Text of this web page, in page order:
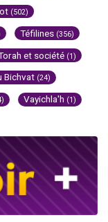
(502)
Téfilines (356)
et société (1)
Bichvat (24)
Vayichla'h (1)